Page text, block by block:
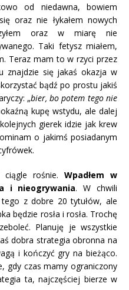
od niedawna, bowiem
oraz nie łykałem nowych
oraz w miarę nie
Taki fetysz miałem,
Teraz mam to w rzyci przez
znajdzie się jakaś okazja w
bądź po prostu jakiś
„bier, bo potem tego nie
kupę wstydu, ale dalej
gierek idzie jak krew
o jakimś posiadanym
rośnie. Wpadłem w
i nieogrywania. W chwili
z dobre 20 tytułów, ale
będzie rosła i rosła. Trochę
Planuję je wszystkie
dobra strategia obronna na
i kończyć gry na bieżąco.
gdy czas mamy ograniczony
ta, najczęściej bierze w